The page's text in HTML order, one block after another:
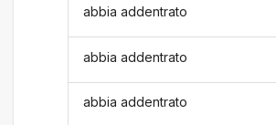
abbia addentrato
abbia addentrato
abbia addentrato